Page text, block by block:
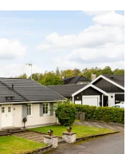
Vinbärsvägen